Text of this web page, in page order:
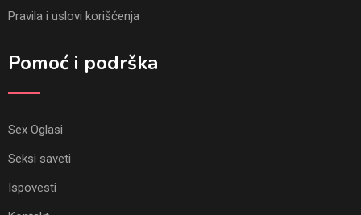
Pravila i uslovi korišćenja
Pomoć i podrška
Sex Oglasi
Seksi saveti
Ispovesti